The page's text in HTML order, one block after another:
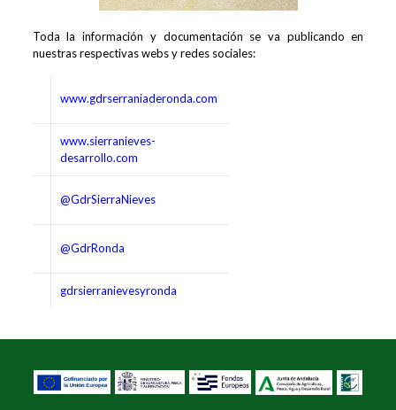
Toda la información y documentación se va publicando en
nuestras respectivas webs y redes sociales:
www.gdrserraniaderonda.com
www.sierranieves-
desarrollo.com
@GdrSierraNieves
@GdrRonda
gdrsierranievesyronda